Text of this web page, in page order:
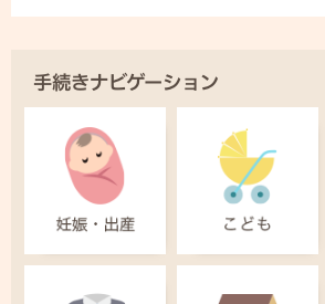
手続きナビゲーション